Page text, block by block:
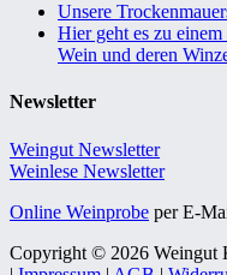
Unsere
Hier geht es zu
Wein und deren
Newsletter
Weingut Newsletter
Weinlese Newsletter
Online Weinprobe per E-
Copyright © 2026 Weingut